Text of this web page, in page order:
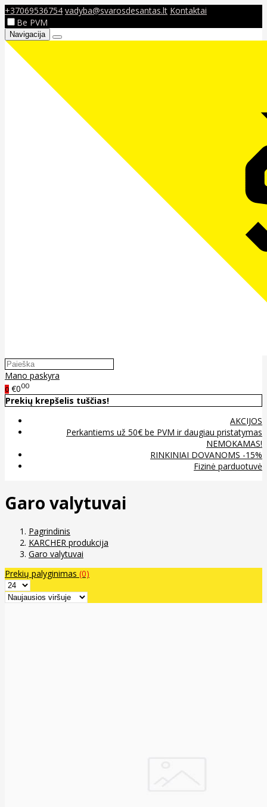
+37069536754 vadyba@svarosdesantas.lt Kontaktai
Be PVM
Navigacija
Mano paskyra
0 €000
Prekių krepšelis tuščias!
AKCIJOS
Perkantiems už 50€ be PVM ir daugiau pristatymas
NEMOKAMAS!
RINKINIAI DOVANOMS -15%
Fizinė parduotuvė
Garo valytuvai
Pagrindinis
KARCHER produkcija
Garo valytuvai
Prekių palyginimas (0)